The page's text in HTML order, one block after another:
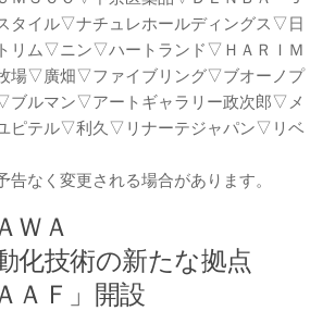
タイル▽ナチュレホールディングス▽日
リム▽ニン▽ハートランド▽ＨＡＲＩＭ
場▽廣畑▽ファイブリング▽ブオーノプ
ルマン▽アートギャラリー政次郎▽メ
ピテル▽利久▽リナーテジャパン▽リベ
なく変更される場合があります。
ＷＡ
化技術の新たな拠点
ＡＦ」開設